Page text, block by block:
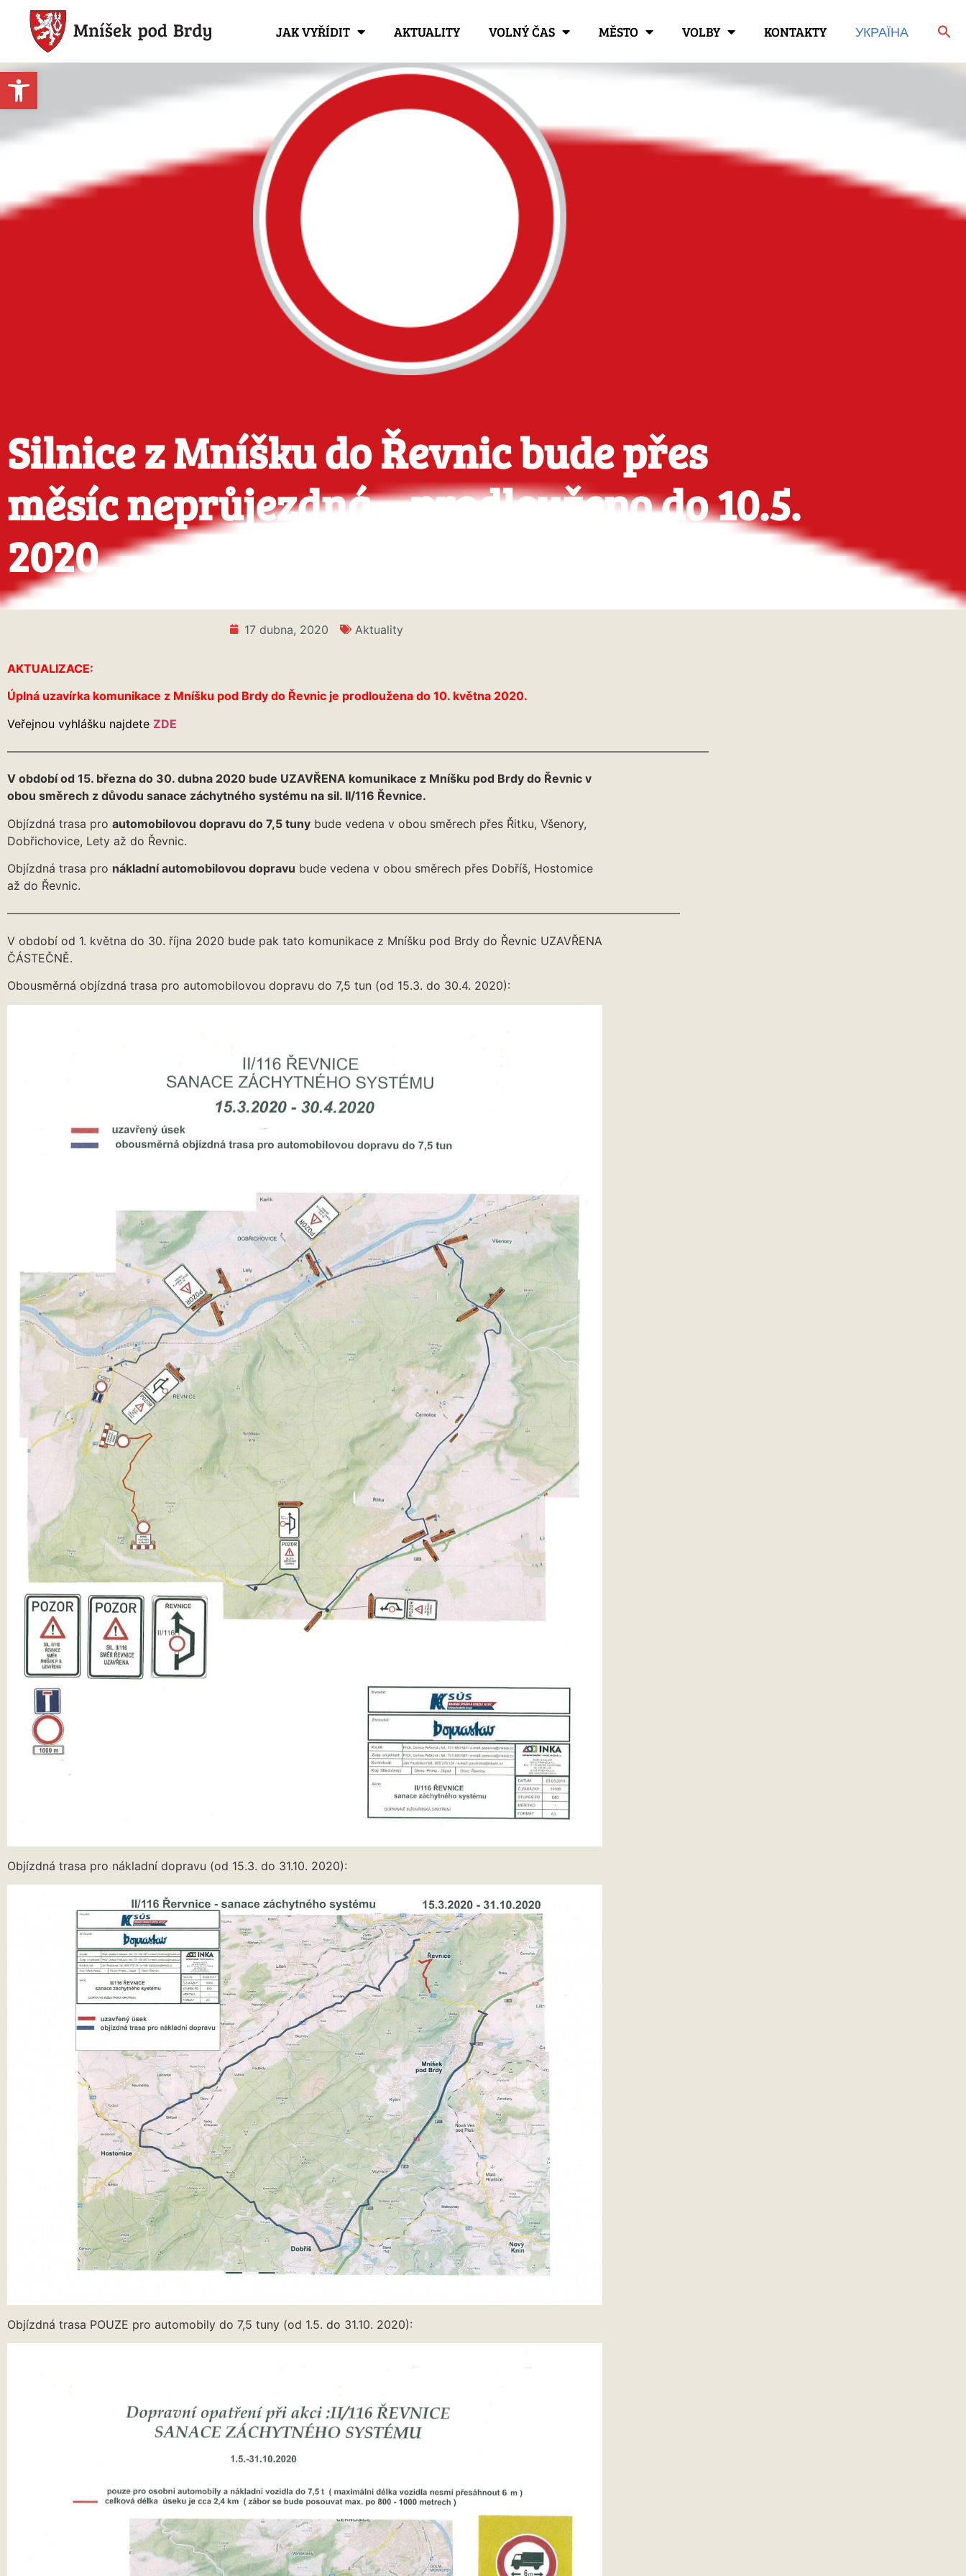
Open toolbar
JAK VYŘÍDIT AKTUALITY VOLNÝ ČAS MĚSTO VOLBY KONTAKTY УКРАЇНА
Silnice z Mníšku do Řevnic bude přes
měsíc neprůjezdná – prodlouženo do 10.5.
2020
17 dubna, 2020 Aktuality
AKTUALIZACE:
Úplná uzavírka komunikace z Mníšku pod Brdy do Řevnic je prodloužena do 10. května 2020.
Veřejnou vyhlášku najdete ZDE
—————————————————————————————————————————————————————————————
V období od 15. března do 30. dubna 2020 bude UZAVŘENA komunikace z Mníšku pod Brdy do Řevnic v
obou směrech z důvodu sanace záchytného systému na sil. II/116 Řevnice.
Objízdná trasa pro automobilovou dopravu do 7,5 tuny bude vedena v obou směrech přes Řitku, Všenory,
Dobřichovice, Lety až do Řevnic.
Objízdná trasa pro nákladní automobilovou dopravu bude vedena v obou směrech přes Dobříš, Hostomice
až do Řevnic.
——————————————————————————————————————————————————————————–
V období od 1. května do 30. října 2020 bude pak tato komunikace z Mníšku pod Brdy do Řevnic UZAVŘENA
ČÁSTEČNĚ.
Obousměrná objízdná trasa pro automobilovou dopravu do 7,5 tun (od 15.3. do 30.4. 2020):
Objízdná trasa pro nákladní dopravu (od 15.3. do 31.10. 2020):
Objízdná trasa POUZE pro automobily do 7,5 tuny (od 1.5. do 31.10. 2020):